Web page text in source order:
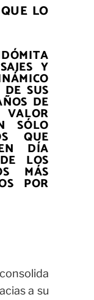
LO
Y
SUS
DE
VALOR
SÓLO
QUE
DÍA
LOS
MÁS
POR
a su